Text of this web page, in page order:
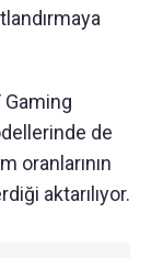
Gaming
de
oranlarının
aktarılıyor.